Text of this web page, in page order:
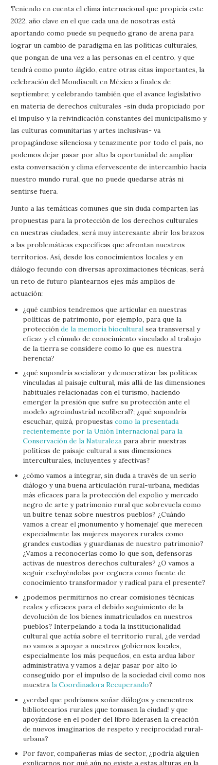
Teniendo en cuenta el clima internacional que propicia este
2022, año clave en el que cada una de nosotras está
aportando como puede su pequeño grano de arena para
lograr un cambio de paradigma en las políticas culturales,
que pongan de una vez a las personas en el centro, y que
tendrá como punto álgido, entre otras citas importantes, la
celebración del Mondiacult en México a finales de
septiembre; y celebrando también que el avance legislativo
en materia de derechos culturales -sin duda propiciado por
el impulso y la reivindicación constantes del municipalismo y
las culturas comunitarias y artes inclusivas- va
propagándose silenciosa y tenazmente por todo el país, no
podemos dejar pasar por alto la oportunidad de ampliar
esta conversación y clima efervescente de intercambio hacia
nuestro mundo rural, que no puede quedarse atrás ni
sentirse fuera.
Junto a las temáticas comunes que sin duda comparten las
propuestas para la protección de los derechos culturales
en nuestras ciudades, será muy interesante abrir los brazos
a las problemáticas específicas que afrontan nuestros
territorios. Así, desde los conocimientos locales y en
diálogo fecundo con diversas aproximaciones técnicas, será
un reto de futuro plantearnos ejes más amplios de
actuación:
¿qué cambios tendremos que articular en nuestras
políticas de patrimonio, por ejemplo, para que la
protecciónde la memoria biocultural sea transversal y
eficaz y el cúmulo de conocimiento vinculado al trabajo
de la tierra se considere como lo que es, nuestra
herencia?
¿qué supondría socializar y democratizar las políticas
vinculadas al paisaje cultural, más allá de las dimensiones
habituales relacionadas con el turismo, haciendo
emerger la presión que sufre su protección ante el
modelo agroindustrial neoliberal?; ¿qué supondría
escuchar, quizá, propuestascomo la presentada
recientemente por la Unión Internacional para la
Conservación de la Naturaleza para abrir nuestras
políticas de paisaje cultural a sus dimensiones
interculturales, incluyentes y afectivas?
¿cómo vamos a integrar, sin duda a través de un serio
diálogo y una buena articulación rural-urbana, medidas
más eficaces para la protección del expolio y mercado
negro de arte y patrimonio rural que sobrevuela como
un buitre tenaz sobre nuestros pueblos? ¿Cuándo
vamos a crear el ¡monumento y homenaje! que merecen
especialmente las mujeres mayores rurales como
grandes custodias y guardianas de nuestro patrimonio?
¿Vamos a reconocerlas como lo que son, defensoras
activas de nuestros derechos culturales? ¿O vamos a
seguir excluyéndolas por ceguera como fuente de
conocimiento transformador y radical para el presente?
¿podemos permitirnos no crear comisiones técnicas
reales y eficaces para el debido seguimiento de la
devolución de los bienes inmatriculados en nuestros
pueblos? Interpelando a toda la institucionalidad
cultural que actúa sobre el territorio rural, ¿de verdad
no vamos a apoyar a nuestros gobiernos locales,
especialmente los más pequeños, en esta ardua labor
administrativa y vamos a dejar pasar por alto lo
conseguido por el impulso de la sociedad civil como nos
muestrala Coordinadora Recuperando?
¿verdad que podríamos soñar diálogos y encuentros
bibliotecarios rurales ¡que tomasen la ciudad! y que
apoyándose en el poder del libro liderasen la creación
de nuevos imaginarios de respeto y reciprocidad rural-
urbana?
Por favor, compañeras mías de sector, ¿podría alguien
explicarnos por qué aún no existe a estas alturas en la